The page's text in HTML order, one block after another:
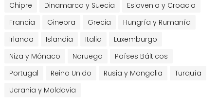
Chipre
Dinamarca y Suecia
Eslovenia y Croacia
Francia
Ginebra Grecia
Hungría y Rumanía
Irlanda
Islandia Italia
Luxemburgo
Niza y Mónaco
Noruega
Países Bálticos
Portugal
Reino Unido Rusia y Mongolia
Turquía
Ucrania y Moldavia